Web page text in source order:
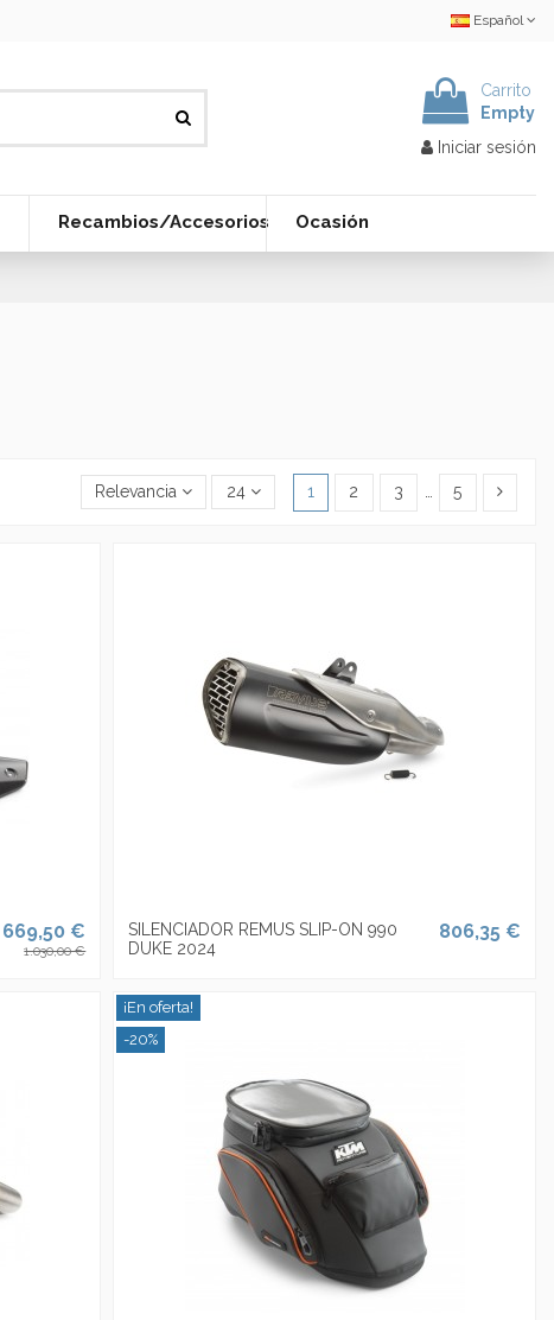
Español
Carrito
Empty
Iniciar sesión
Recambios/Accesorios Ocasión
Relevancia 24 1 2 3 5
669,50 €
1.030,00 €
SILENCIADOR REMUS SLIP-ON 990
DUKE 2024
806,35 €
¡En oferta!
-20%